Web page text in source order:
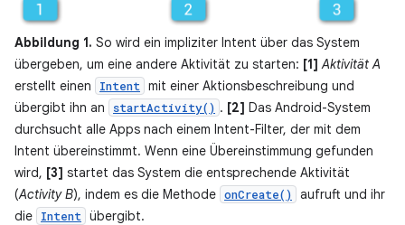
Abbildung 1. So wird ein impliziter Intent über das System
übergeben, um eine andere Aktivität zu starten: [1] Aktivität A
erstellt einen
Intent
mit einer Aktionsbeschreibung und
übergibt ihn an
startActivity() . [2] Das Android-System
durchsucht alle Apps nach einem Intent-Filter, der mit dem
Intent übereinstimmt. Wenn eine Übereinstimmung gefunden
wird, [3] startet das System die entsprechende Aktivität
(Activity B), indem es die Methode onCreate()
aufruft und ihr
die
Intent übergibt.